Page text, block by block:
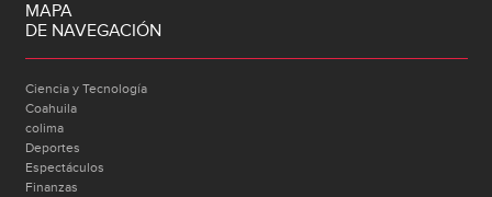
MAPA
DE NAVEGACIÓN
Ciencia y Tecnología
Coahuila
colima
Deportes
Espectáculos
Finanzas